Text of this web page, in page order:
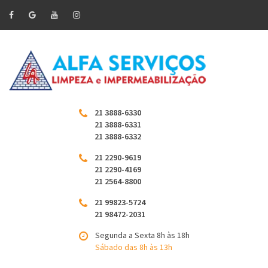
21 3888-6330
21 3888-6331
21 3888-6332
21 2290-9619
21 2290-4169
21 2564-8800
21 99823-5724
21 98472-2031
Segunda a Sexta 8h às 18h
Sábado das 8h às 13h